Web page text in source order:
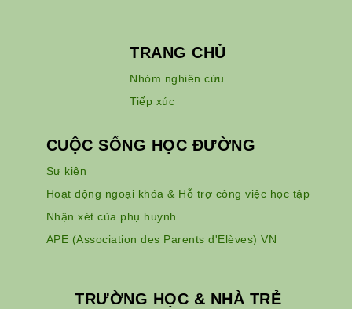
TRANG CHỦ
Nhóm nghiên cứu
Tiếp xúc
CUỘC SỐNG HỌC ĐƯỜNG
Sự kiện
Hoạt động ngoại khóa & Hỗ trợ công việc học tập
Nhận xét của phụ huynh
APE (Association des Parents d'Elèves) VN
TRƯỜNG HỌC & NHÀ TRẺ